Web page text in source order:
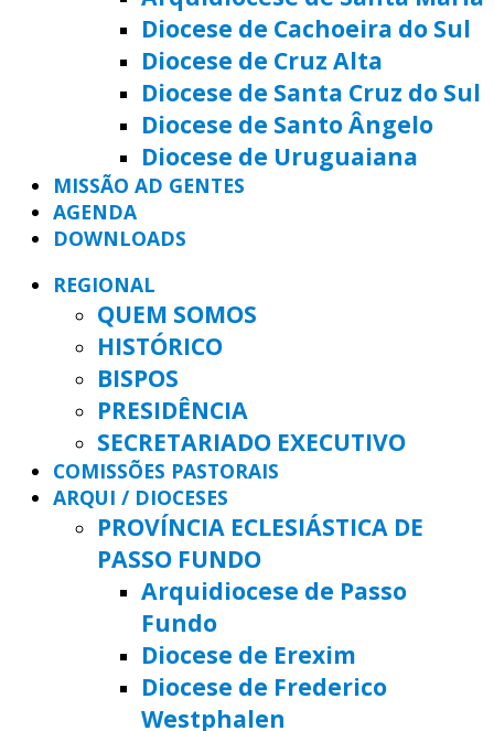
Diocese de Cachoeira do Sul
Diocese de Cruz Alta
Diocese de Santa Cruz do Sul
Diocese de Santo Ângelo
Diocese de Uruguaiana
MISSÃO AD GENTES
AGENDA
DOWNLOADS
REGIONAL
QUEM SOMOS
HISTÓRICO
BISPOS
PRESIDÊNCIA
SECRETARIADO EXECUTIVO
COMISSÕES PASTORAIS
ARQUI / DIOCESES
PROVÍNCIA ECLESIÁSTICA DE
PASSO FUNDO
Arquidiocese de Passo
Fundo
Diocese de Erexim
Diocese de Frederico
Westphalen